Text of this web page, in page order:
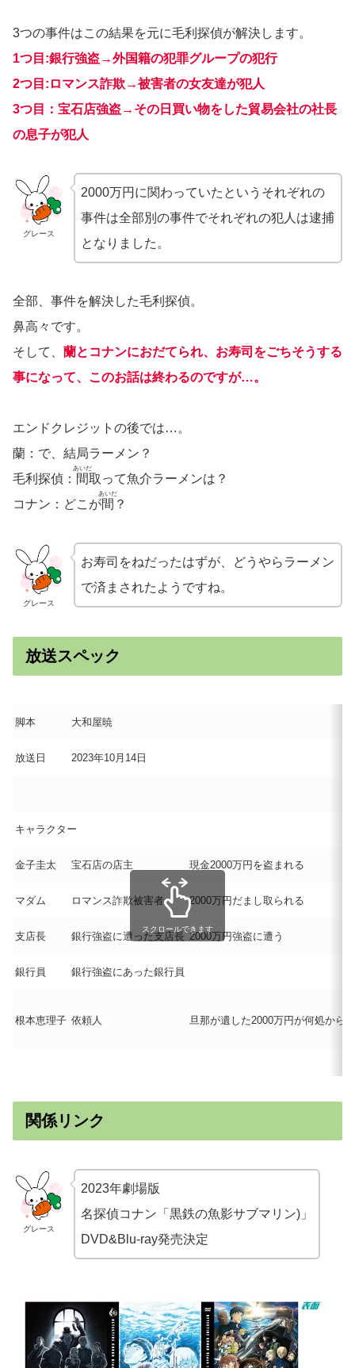
3つの事件はこの結果を元に毛利探偵が解決します。
1つ目:銀行強盗→外国籍の犯罪グループの犯行
2つ目:ロマンス詐欺→被害者の女友達が犯人
3つ目：宝石店強盗→その日買い物をした貿易会社の社長
の息子が犯人
グレース
2000万円に関わっていたというそれぞれの
事件は全部別の事件でそれぞれの犯人は逮捕
となりました。
全部、事件を解決した毛利探偵。
鼻高々です。
そして、 蘭とコナンにおだてられ、お寿司をごちそうする
事になって、このお話は終わるのですが…。
エンドクレジットの後では…。
蘭：で、結局ラーメン？
毛利探偵： 間
あいだ
取って魚介ラーメンは？
コナン：どこが間
あいだ
？
グレース
お寿司をねだったはずが、どうやらラーメン
で済まされたようですね。
放送スペック
脚本 大和屋暁
放送日 2023年10月14日
キャラクター
金子圭太 宝石店の店主 現金2000万円を盗まれる
マダム ロマンス詐欺被害者 2000万円だまし取られる
支店長 銀行強盗に遭った支店長 2000万円強盗に遭う
銀行員 銀行強盗にあった銀行員
根本恵理子 依頼人 旦那が遺した2000万円が何処から
スクロールできます
関係リンク
グレース
2023年劇場版
名探偵コナン「黒鉄の魚影サブマリン)」
DVD&Blu-ray発売決定